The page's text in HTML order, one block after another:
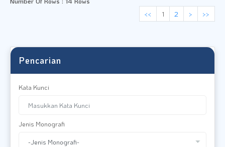
<<
1 2 > >>
Pencarian
Kata Kunci
Jenis Monografi